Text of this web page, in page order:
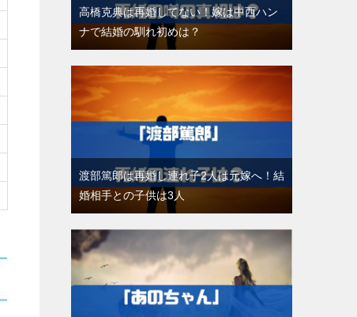
高橋克典は再婚してない！嫁は中西ハン
ナで結婚の馴れ初めは？
渡部篤郎は再婚し連れ子2人は元嫁へ！結
婚相手との子供は3人